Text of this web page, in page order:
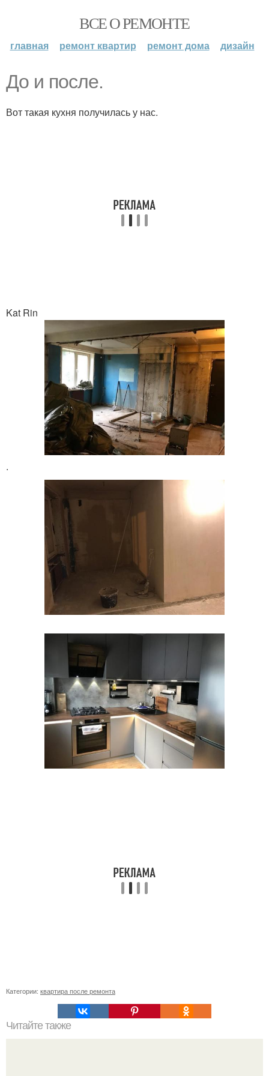
ВСЕ О РЕМОНТЕ
главная ремонт квартир ремонт дома дизайн
До и после.
Вот такая кухня получилась у нас.
Kat Rin
.
Категории: квартира после ремонта
Читайте также